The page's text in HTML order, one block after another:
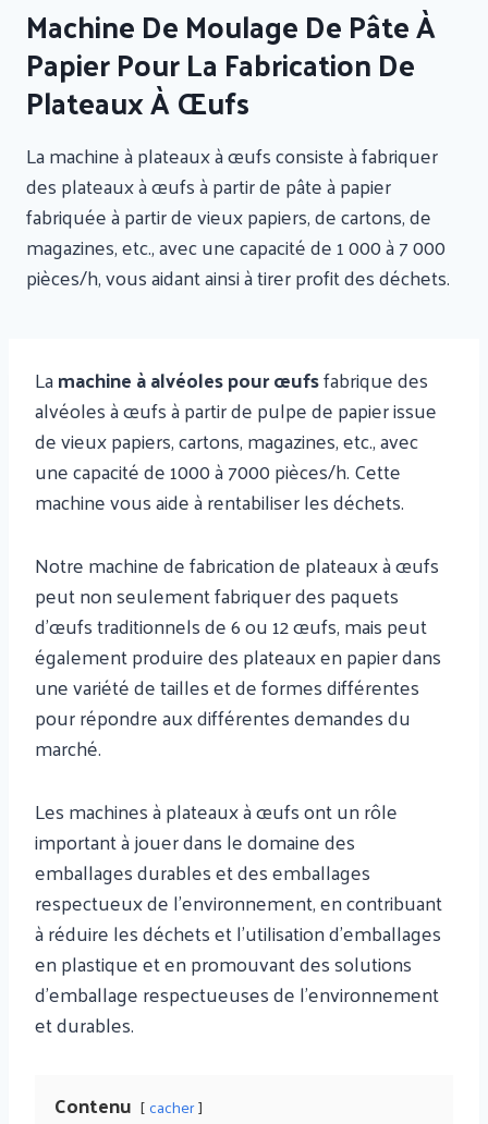
Machine De Moulage De Pâte À
Papier Pour La Fabrication De
Plateaux À Œufs
La machine à plateaux à œufs consiste à fabriquer
des plateaux à œufs à partir de pâte à papier
fabriquée à partir de vieux papiers, de cartons, de
magazines, etc., avec une capacité de 1 000 à 7 000
pièces/h, vous aidant ainsi à tirer profit des déchets.
Lamachine à alvéoles pour œufsfabrique des
alvéoles à œufs à partir de pulpe de papier issue
de vieux papiers, cartons, magazines, etc., avec
une capacité de 1000 à 7000 pièces/h. Cette
machine vous aide à rentabiliser les déchets.
Notre machine de fabrication de plateaux à œufs
peut non seulement fabriquer des paquets
d'œufs traditionnels de 6 ou 12 œufs, mais peut
également produire des plateaux en papier dans
une variété de tailles et de formes différentes
pour répondre aux différentes demandes du
marché.
Les machines à plateaux à œufs ont un rôle
important à jouer dans le domaine des
emballages durables et des emballages
respectueux de l'environnement, en contribuant
à réduire les déchets et l'utilisation d'emballages
en plastique et en promouvant des solutions
d'emballage respectueuses de l'environnement
et durables.
Contenu cacher